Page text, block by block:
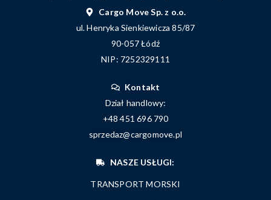
Cargo Move Sp. z o.o.
ul. Henryka Sienkiewicza 85/87
90-057 Łódź
NIP: 7252329111
Kontakt
Dział handlowy:
+48 451 696 790
sprzedaz@cargomove.pl
NASZE USŁUGI:
TRANSPORT MORSKI